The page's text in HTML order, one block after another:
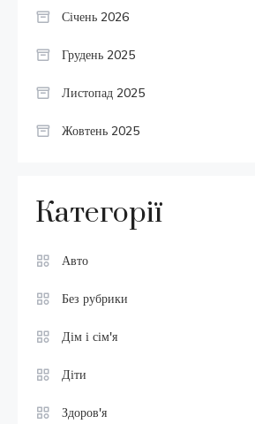
Січень 2026
Грудень 2025
Листопад 2025
Жовтень 2025
Категорії
Авто
Без рубрики
Дім і сім'я
Діти
Здоров'я